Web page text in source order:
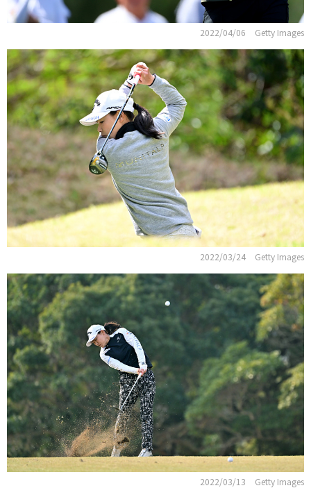
2022/04/06 Getty Images
2022/03/24 Getty Images
2022/03/13 Getty Images